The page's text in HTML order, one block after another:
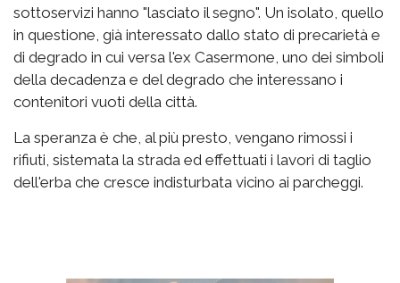
sottoservizi hanno "lasciato il segno". Un isolato, quello
in questione, già interessato dallo stato di precarietà e
di degrado in cui versa l'ex Casermone, uno dei simboli
della decadenza e del degrado che interessano i
contenitori vuoti della città.
La speranza è che, al più presto, vengano rimossi i
rifiuti, sistemata la strada ed effettuati i lavori di taglio
dell'erba che cresce indisturbata vicino ai parcheggi.